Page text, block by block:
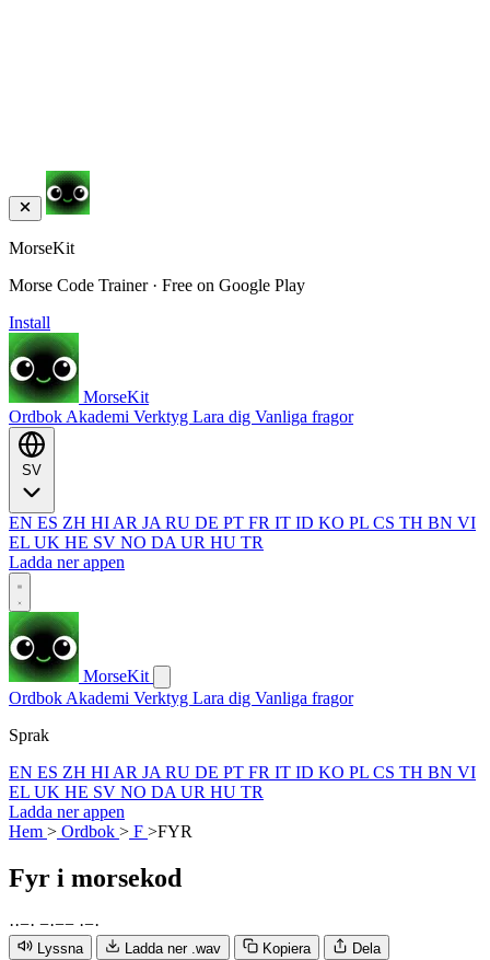
MorseKit
Morse Code Trainer · Free on Google Play
Install
MorseKit
Ordbok Akademi Verktyg Lara dig Vanliga fragor
EN ES ZH HI AR JA RU DE PT FR IT ID KO PL CS TH BN VI
EL UK HE SV NO DA UR HU TR
Ladda ner appen
MorseKit
Ordbok Akademi Verktyg Lara dig Vanliga fragor
Sprak
EN ES ZH HI AR JA RU DE PT FR IT ID KO PL CS TH BN VI
EL UK HE SV NO DA UR HU TR
Ladda ner appen
Hem > Ordbok > F >FYR
Fyr i morsekod
··−· −·−− ·−·
Lyssna Ladda ner .wav Kopiera Dela